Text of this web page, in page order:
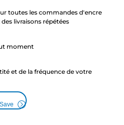
toutes les commandes d'encre
livraisons répétées
moment
et de la fréquence de votre